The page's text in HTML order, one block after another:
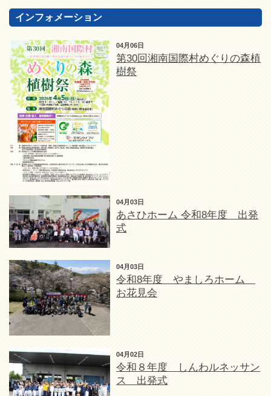
インフォメーション
04月06日
第30回湘南国際村めぐりの森植
樹祭
04月03日
あさひホーム 令和8年度 出発
式
04月03日
令和8年度 やましろホーム
お花見会
04月02日
令和８年度 しんわルネッサン
ス 出発式